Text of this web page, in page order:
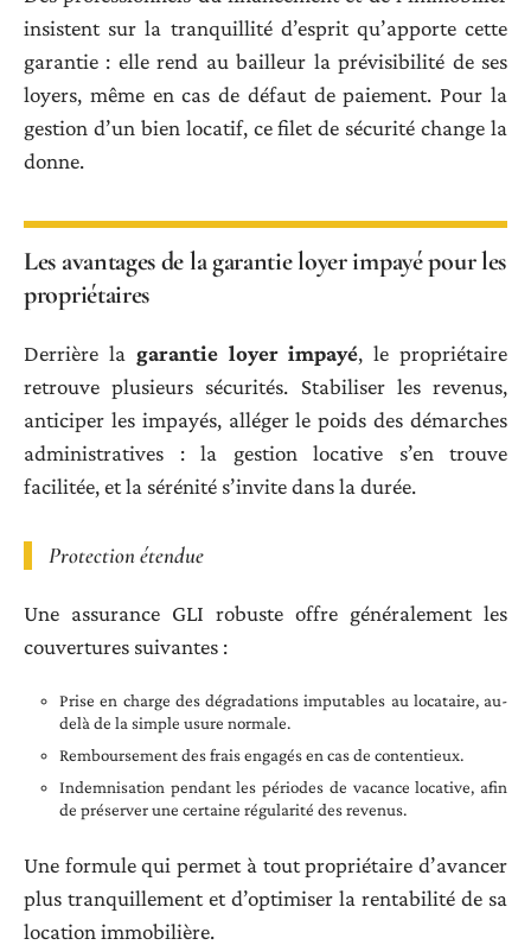
insistent sur la tranquillité d’esprit qu’apporte cette
garantie : elle rend au bailleur la prévisibilité de ses
loyers, même en cas de défaut de paiement. Pour la
gestion d’un bien locatif, ce filet de sécurité change la
donne.
Les avantages de la garantie loyer impayé pour les
propriétaires
Derrière la garantie loyer impayé, le propriétaire
retrouve plusieurs sécurités. Stabiliser les revenus,
anticiper les impayés, alléger le poids des démarches
administratives : la gestion locative s’en trouve
facilitée, et la sérénité s’invite dans la durée.
Protection étendue
Une assurance GLI robuste offre généralement les
couvertures suivantes :
Prise en charge des dégradations imputables au locataire, au-
delà de la simple usure normale.
Remboursement des frais engagés en cas de contentieux.
Indemnisation pendant les périodes de vacance locative, afin
de préserver une certaine régularité des revenus.
Une formule qui permet à tout propriétaire d’avancer
plus tranquillement et d’optimiser la rentabilité de sa
location immobilière.